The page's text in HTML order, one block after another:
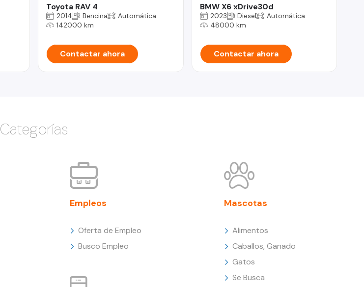
Toyota RAV 4
2014 Bencina
Automática
142000 km
Contactar ahora
BMW X6 xDrive30d
2023 Diesel
Automática
48000 km
Contactar ahora
Categorías
Empleos
Oferta de Empleo
Busco Empleo
Mascotas
Alimentos
Caballos, Ganado
Gatos
Se Busca